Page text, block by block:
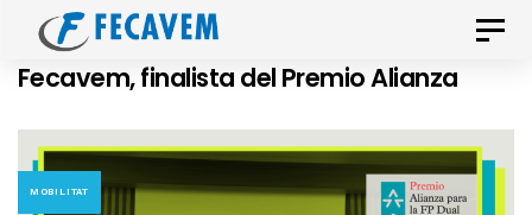
Skip
links
primary
Toggle
Fecavem, finalista del Premio Alianza
MOBILITAT